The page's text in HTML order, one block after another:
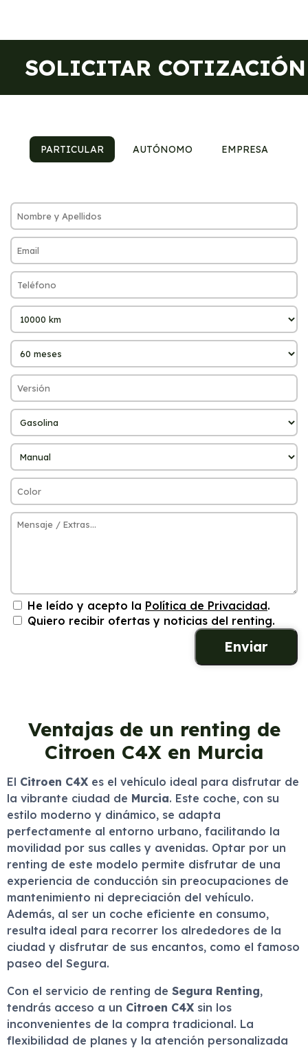
SOLICITAR COTIZACIÓN
PARTICULAR AUTÓNOMO EMPRESA
He leído y acepto la Política de Privacidad.
Quiero recibir ofertas y noticias del renting.
Ventajas de un renting de
Citroen C4X en Murcia
El Citroen C4X es el vehículo ideal para disfrutar de
la vibrante ciudad de Murcia. Este coche, con su
estilo moderno y dinámico, se adapta
perfectamente al entorno urbano, facilitando la
movilidad por sus calles y avenidas. Optar por un
renting de este modelo permite disfrutar de una
experiencia de conducción sin preocupaciones de
mantenimiento ni depreciación del vehículo.
Además, al ser un coche eficiente en consumo,
resulta ideal para recorrer los alrededores de la
ciudad y disfrutar de sus encantos, como el famoso
paseo del Segura.
Con el servicio de renting de Segura Renting,
tendrás acceso a un Citroen C4X sin los
inconvenientes de la compra tradicional. La
flexibilidad de planes y la atención personalizada